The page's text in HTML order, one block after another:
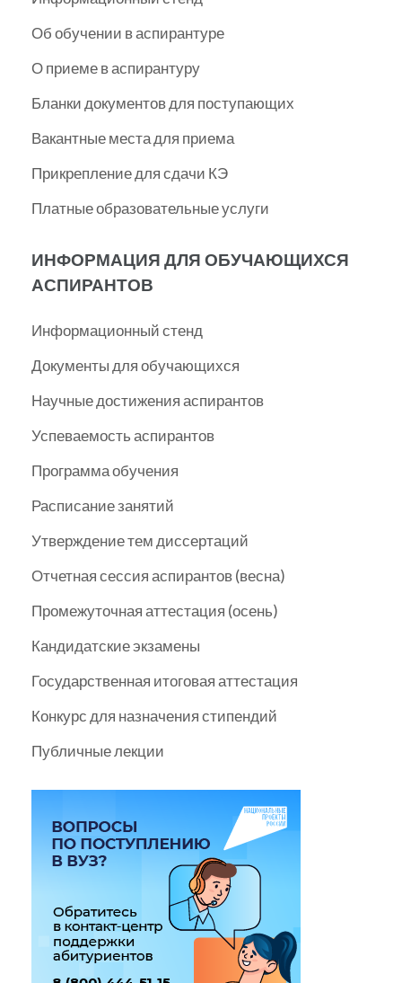
Об обучении в аспирантуре
О приеме в аспирантуру
Бланки документов для поступающих
Вакантные места для приема
Прикрепление для сдачи КЭ
Платные образовательные услуги
ИНФОРМАЦИЯ ДЛЯ ОБУЧАЮЩИХСЯ
АСПИРАНТОВ
Информационный стенд
Документы для обучающихся
Научные достижения аспирантов
Успеваемость аспирантов
Программа обучения
Расписание занятий
Утверждение тем диссертаций
Отчетная сессия аспирантов (весна)
Промежуточная аттестация (осень)
Кандидатские экзамены
Государственная итоговая аттестация
Конкурс для назначения стипендий
Публичные лекции